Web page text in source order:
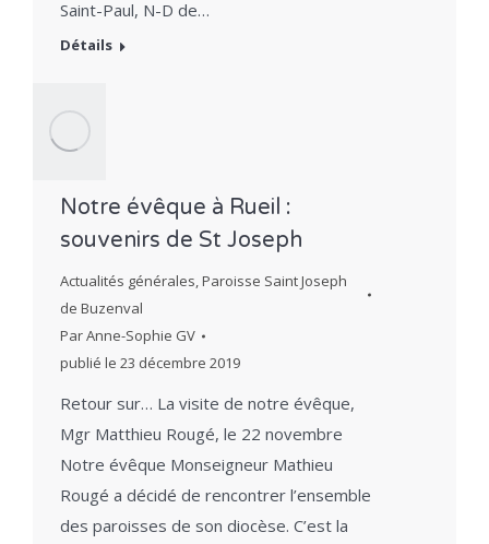
Saint-Paul, N-D de…
Détails
Notre évêque à Rueil :
souvenirs de St Joseph
Actualités générales,Paroisse Saint Joseph
de Buzenval
ParAnne-Sophie GV
publié le 23 décembre 2019
Retour sur… La visite de notre évêque,
Mgr Matthieu Rougé, le 22 novembre
Notre évêque Monseigneur Mathieu
Rougé a décidé de rencontrer l’ensemble
des paroisses de son diocèse. C’est la